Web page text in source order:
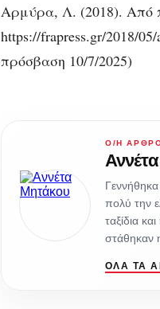
Αρμύρα, Λ. (2018). Από
https://frapress.gr/2018/
πρόσβαση 10/7/2025)
Ο/Η
πολύ την
ταξίδια
στάθηκαν
ΌΛΑ ΤΑ